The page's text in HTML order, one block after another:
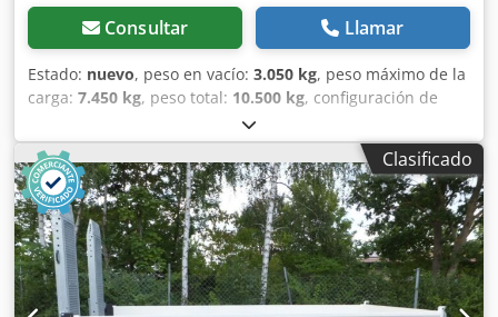
Consultar Llamar
Estado: nuevo, peso en vacío: 3.050 kg, peso máximo de la
carga: 7.450 kg, peso total: 10.500 kg, configuración de
, longitud del espacio de carga:
anchura del espacio de carga:2.470 mm, amortiguación:
acero, tamaño del neumático:235 / 75 R 17,5, distancia
entre ejes:990 mm, color:otro, tipo de engranaje:otro,
tamaño del neumático delantero:235 / 75 R 17,5, tamaño
del neumático trasero:235 / 75 R 17,5, cabina del
conductor:otro, clase de emisión:ninguno, combustible:
biodiésel , Equipamiento:ABS, freno de aire comprimido,
acceso frontal para carga pasante, altura de carga
Clasificado